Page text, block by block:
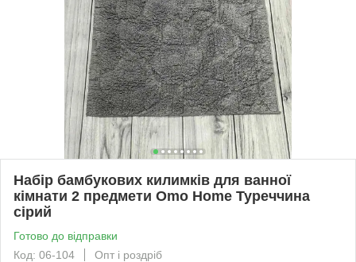
Набір бамбукових килимків для ванної
кімнати 2 предмети Omo Home Туреччина
сірий
Готово до відправки
Код: 06-104
Опт і роздріб